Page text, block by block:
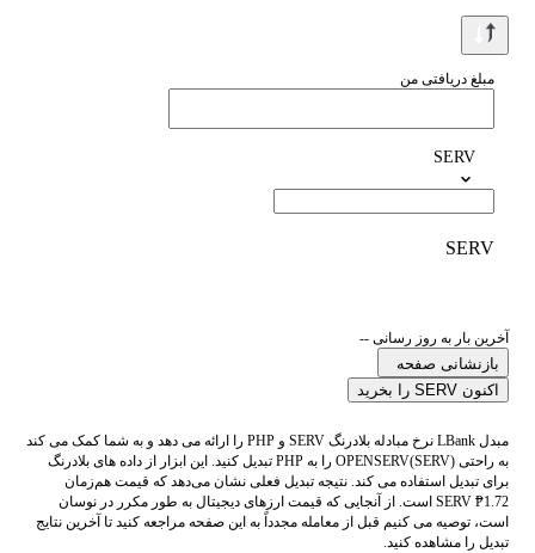
مبلغ دریافتی من
SERV
SERV
آخرین بار به روز رسانی --
بازنشانی صفحه
اکنون SERV را بخرید
مبدل LBank نرخ مبادله بلادرنگ SERV و PHP را ارائه می دهد و به شما کمک می کند
به راحتی OPENSERV(SERV) را به PHP تبدیل کنید. این ابزار از داده های بلادرنگ
برای تبدیل استفاده می کند. نتیجه تبدیل فعلی نشان می‌دهد که قیمت هم‌زمان
SERV ₱1.72 است. از آنجایی که قیمت ارزهای دیجیتال به طور مکرر در نوسان
است، توصیه می کنیم قبل از معامله مجدداً به این صفحه مراجعه کنید تا آخرین نتایج
تبدیل را مشاهده کنید.